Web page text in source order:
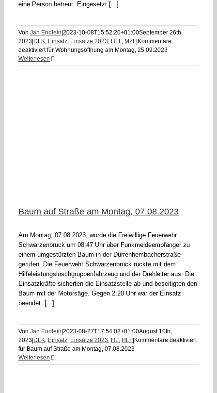
eine Person betreut. Eingesetzt [...]
Von Jan Endlein 2023-10-08T15:52:20+01:00September 26th,
2023 DLK, Einsatz, Einsätze 2023, HLF, MZF Kommentare
deaktiviertfür Wohnungsöffnung am Montag, 25.09.2023
Weiterlesen
Baum auf Straße am Montag, 07.08.2023
Am Montag, 07.08.2023, wurde die Freiwillige Feuerwehr
Schwarzenbruck um 08:47 Uhr über Funkmeldeempfänger zu
einem umgestürzten Baum in der Dürrenhembacherstraße
gerufen. Die Feuerwehr Schwarzenbruck rückte mit dem
Hilfeleistungslöschgruppenfahrzeug und der Drehleiter aus. Die
Einsatzkräfte sicherten die Einsatzstelle ab und beseitigten den
Baum mit der Motorsäge. Gegen 2.20 Uhr war der Einsatz
beendet. [...]
Von Jan Endlein 2023-08-27T17:54:02+01:00August 10th,
2023 DLK, Einsatz, Einsätze 2023, HL, HLF Kommentare deaktiviert
für Baum auf Straße am Montag, 07.08.2023
Weiterlesen